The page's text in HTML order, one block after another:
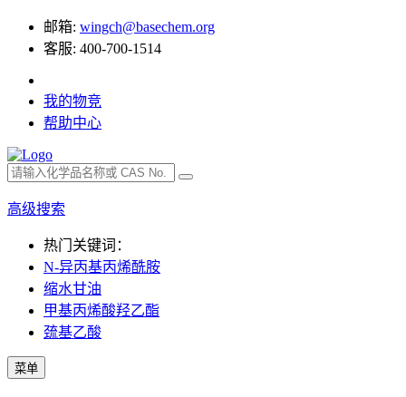
邮箱: wingch@basechem.org
客服: 400-700-1514
我的物竞
帮助中心
高级搜索
热门关键词：
N-异丙基丙烯酰胺
缩水甘油
甲基丙烯酸羟乙酯
巯基乙酸
菜单